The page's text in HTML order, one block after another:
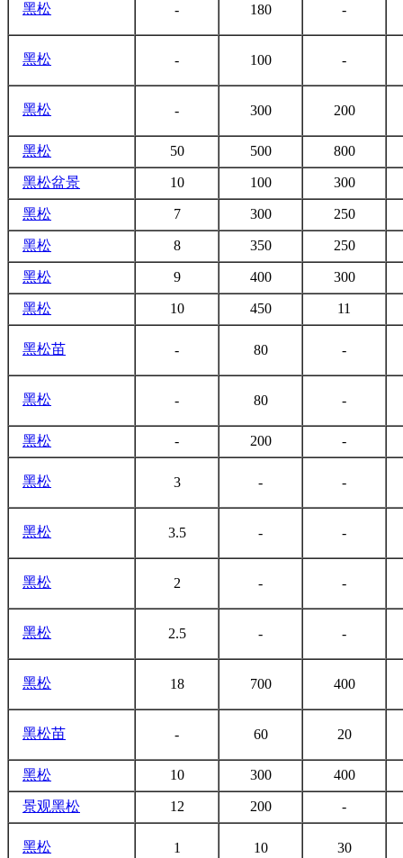
黑松 - 180 -
黑松 - 100 -
黑松 - 300 200
黑松 50 500 800
黑松盆景 10 100 300
黑松 7 300 250
黑松 8 350 250
黑松 9 400 300
黑松 10 450 11
黑松苗 - 80 -
黑松 - 80 -
黑松 - 200 -
黑松 3 - -
黑松 3.5 - -
黑松 2 - -
黑松 2.5 - -
黑松 18 700 400
黑松苗 - 60 20
黑松 10 300 400
景观黑松 12 200 -
黑松 1 10 30